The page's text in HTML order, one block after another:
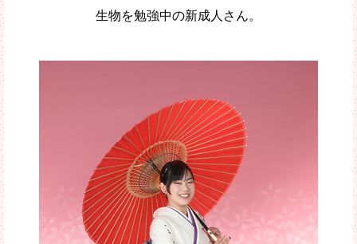
生物を勉強中の新成人さん。